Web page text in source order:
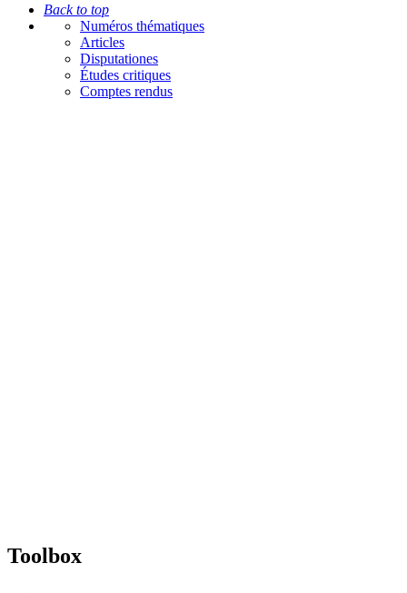
Back to top
Numéros thématiques
Articles
Disputationes
Études critiques
Comptes rendus
Toolbox